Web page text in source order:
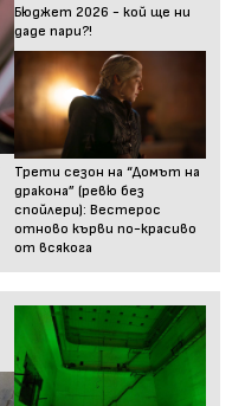
Бюджет 2026 - кой ще ни
даде пари?!
Трети сезон на “Домът на
дракона” (ревю без
спойлери): Вестерос
отново кърви по-красиво
от всякога